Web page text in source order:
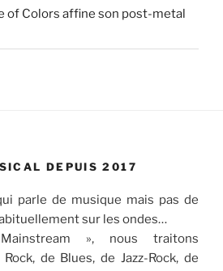
of Colors affine son post-metal
DEPUIS 2017
parle de musique mais pas de
sur les ondes…
», nous traitons
de Blues, de Jazz-Rock, de